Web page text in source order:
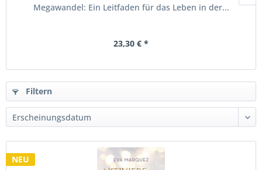
Megawandel: Ein Leitfaden für das Leben in der...
23,30 € *
Filtern
NEU